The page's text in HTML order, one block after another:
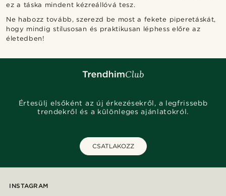
ez a táska mindent kézreállóvá tesz.
Ne habozz tovább, szerezd be most a fekete piperetáskát,
hogy mindig stílusosan és praktikusan léphess előre az
életedben!
Értesülj elsőként az új érkezésekről, a legfrissebb
trendekről és a különleges ajánlatokról.
CSATLAKOZZ
INSTAGRAM